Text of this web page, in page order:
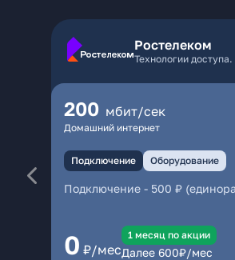
Ростелеком
Технологии
200 мбит/сек
Домашний интернет
Подключение Оборудование
Подключение - 500 ₽
0 ₽/мес
1 месяц по акции
Далее 600₽/мес